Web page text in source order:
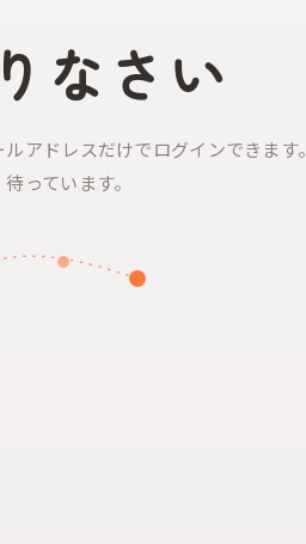
なさい
アドレスだけでログインできます。
っています。